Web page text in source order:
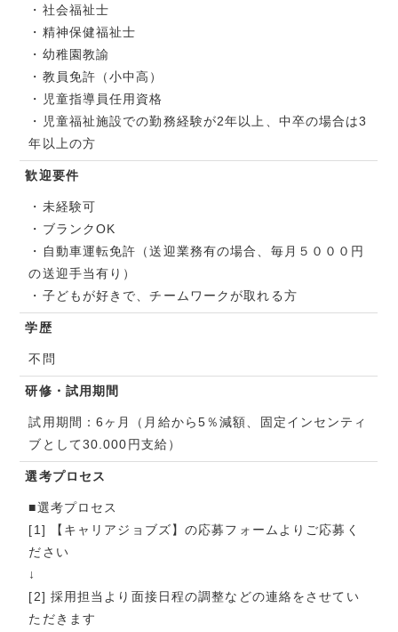
・社会福祉士
・精神保健福祉士
・幼稚園教諭
・教員免許（小中高）
・児童指導員任用資格
・児童福祉施設での勤務経験が2年以上、中卒の場合は3
年以上の方
歓迎要件
・未経験可
・ブランクOK
・自動車運転免許（送迎業務有の場合、毎月５０００円
の送迎手当有り）
・子どもが好きで、チームワークが取れる方
学歴
不問
研修・試用期間
試用期間：6ヶ月（月給から5％減額、固定インセンティ
ブとして30.000円支給）
選考プロセス
■選考プロセス
[1] 【キャリアジョブズ】の応募フォームよりご応募く
ださい
↓
[2] 採用担当より面接日程の調整などの連絡をさせてい
ただきます